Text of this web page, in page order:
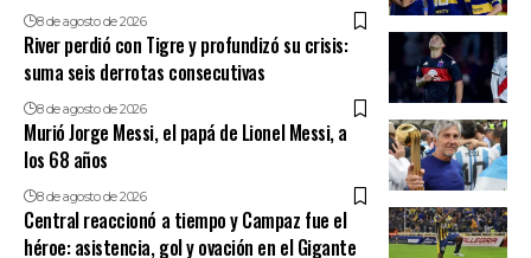
8 de agosto de 2026
River perdió con Tigre y profundizó su crisis:
suma seis derrotas consecutivas
8 de agosto de 2026
Murió Jorge Messi, el papá de Lionel Messi, a
los 68 años
8 de agosto de 2026
Central reaccionó a tiempo y Campaz fue el
héroe: asistencia, gol y ovación en el Gigante